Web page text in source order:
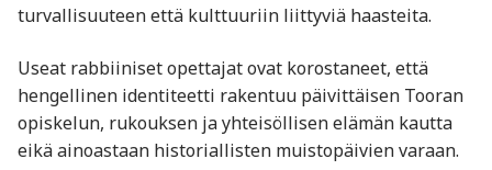
turvallisuuteen että kulttuuriin liittyviä haasteita.
Useat rabbiiniset opettajat ovat korostaneet, että
hengellinen identiteetti rakentuu päivittäisen Tooran
opiskelun, rukouksen ja yhteisöllisen elämän kautta
eikä ainoastaan historiallisten muistopäivien varaan.